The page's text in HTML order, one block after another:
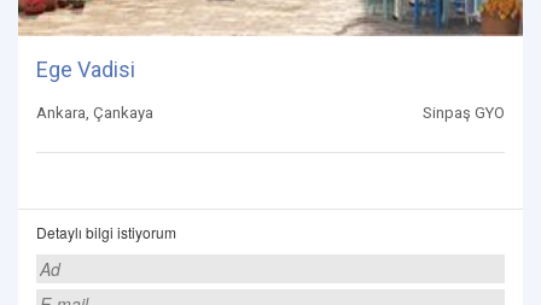
Ege Vadisi
Ankara, Çankaya Sinpaş GYO
Detaylı bilgi istiyorum